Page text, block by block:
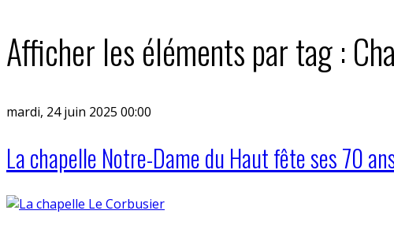
Afficher les éléments par tag :
mardi, 24 juin 2025 00:00
La chapelle Notre-Dame du Haut fête ses 70